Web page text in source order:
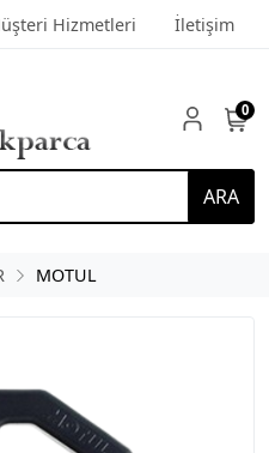
Hizmetleri İletişim
ARA
0
MOTUL